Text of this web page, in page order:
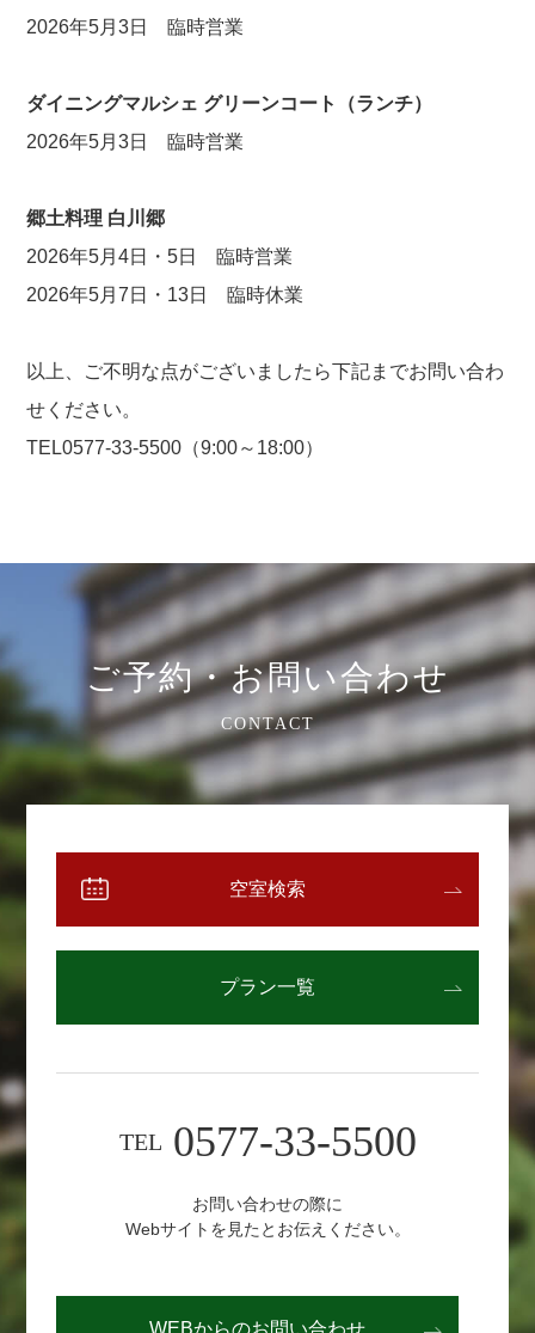
2026年5月3日 臨時営業
ダイニングマルシェ グリーンコート（ランチ）
2026年5月3日 臨時営業
郷土料理 白川郷
2026年5月4日・5日 臨時営業
2026年5月7日・13日 臨時休業
以上、ご不明な点がございましたら下記までお問い合わ
せください。
TEL0577-33-5500（9:00～18:00）
ご予約・お問い合わせ
CONTACT
空室検索
プラン一覧
TEL 0577-33-5500
お問い合わせの際に
Webサイトを見たとお伝えください。
WEBからのお問い合わせ